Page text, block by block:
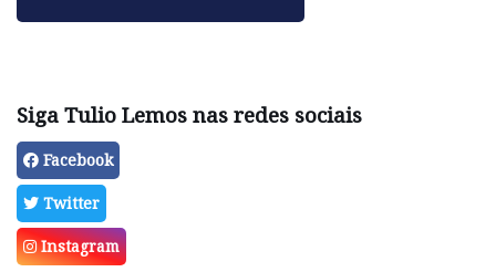
Siga Tulio Lemos nas redes sociais
Facebook
Twitter
Instagram